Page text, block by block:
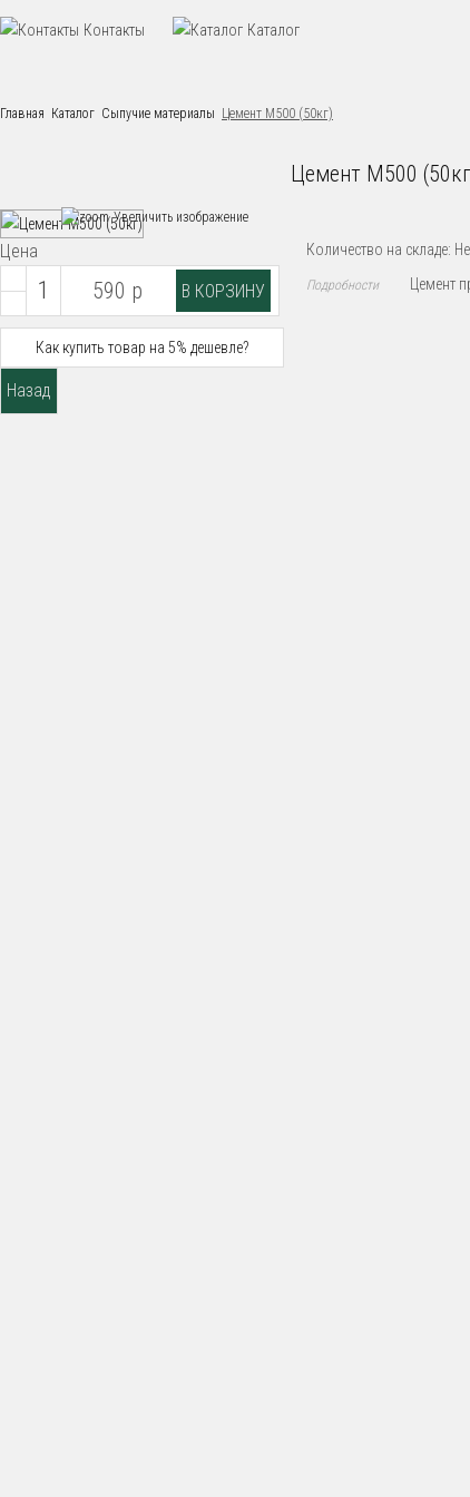
Контакты Каталог
Главная Каталог Сыпучие материалы Цемент М500 (50кг)
Цемент М500
Увеличить изображение
Цена
590 р
Как купить товар на 5% дешевле?
Количество на складе:
Подробности Цемент